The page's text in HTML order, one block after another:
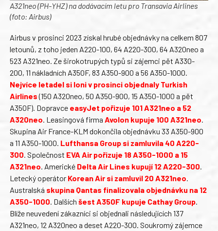
A321neo (PH-YHZ) na dodávacím letu pro Transavia Airlines
(foto: Airbus)
Airbus v prosinci 2023 získal hrubé objednávky na celkem 807
letounů, z toho jeden A220-100, 64 A220-300, 64 A320neo a
523 A321neo. Ze širokotrupých typů si zájemci pět A330-
200, 11 nákladních A350F, 83 A350-900 a 56 A350-1000.
Nejvíce letadel si loni v prosinci objednaly Turkish
Airlines(150 A320neo, 50 A350-900, 15 A350-1000 a pět
A350F). Dopravce easyJet pořizuje 101 A321neo a 52
A320neo . Leasingová firma Avolon kupuje 100 A321neo
Skupina Air France-KLM dokončila objednávku 33 A350-900
a 11 A350-1000. Lufthansa Group si zamluvila 40 A220-
300 . Společnost EVA Air pořizuje 18 A350-1000 a 15
A321neo . Americké Delta Air Lines kupují 12 A220-300
Letecký operátor Korean Air si zamluvil 20 A321neo
Australská skupina Qantas finalizovala objednávku na 12
A350-1000 . Dalších šest A350F kupuje Cathay Group
Blíže neuvedení zákazníci si objednali následujících 137
A321neo, 12 A320neo a deset A220-300. Soukromý zájemce